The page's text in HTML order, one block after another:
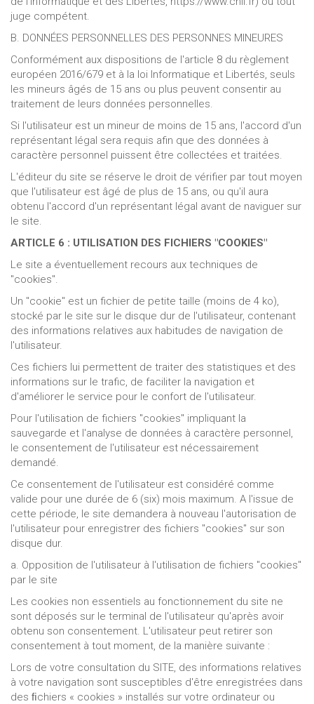
juge compétent.
B. DONNÉES PERSONNELLES DES PERSONNES MINEURES
Conformément aux dispositions de l'article 8 du règlement
européen 2016/679 et à la loi Informatique et Libertés, seuls
les mineurs âgés de 15 ans ou plus peuvent consentir au
traitement de leurs données personnelles.
Si l'utilisateur est un mineur de moins de 15 ans, l'accord d'un
représentant légal sera requis afin que des données à
caractère personnel puissent être collectées et traitées.
L'éditeur du site se réserve le droit de vérifier par tout moyen
que l'utilisateur est âgé de plus de 15 ans, ou qu'il aura
obtenu l'accord d'un représentant légal avant de naviguer sur
le site.
ARTICLE 6 : UTILISATION DES FICHIERS "COOKIES"
Le site a éventuellement recours aux techniques de
"cookies".
Un "cookie" est un fichier de petite taille (moins de 4 ko),
stocké par le site sur le disque dur de l'utilisateur, contenant
des informations relatives aux habitudes de navigation de
l'utilisateur.
Ces fichiers lui permettent de traiter des statistiques et des
informations sur le trafic, de faciliter la navigation et
d'améliorer le service pour le confort de l'utilisateur.
Pour l'utilisation de fichiers "cookies" impliquant la
sauvegarde et l'analyse de données à caractère personnel,
le consentement de l'utilisateur est nécessairement
demandé.
Ce consentement de l'utilisateur est considéré comme
valide pour une durée de 6 (six) mois maximum. A l'issue de
cette période, le site demandera à nouveau l'autorisation de
l'utilisateur pour enregistrer des fichiers "cookies" sur son
disque dur.
a. Opposition de l'utilisateur à l'utilisation de fichiers "cookies"
par le site
Les cookies non essentiels au fonctionnement du site ne
sont déposés sur le terminal de l'utilisateur qu'après avoir
obtenu son consentement. L'utilisateur peut retirer son
consentement à tout moment, de la manière suivante :
Lors de votre consultation du SITE, des informations relatives
à votre navigation sont susceptibles d'être enregistrées dans
des ﬁchiers « cookies » installés sur votre ordinateur ou